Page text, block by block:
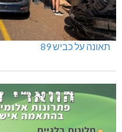
תאונה על כביש 89